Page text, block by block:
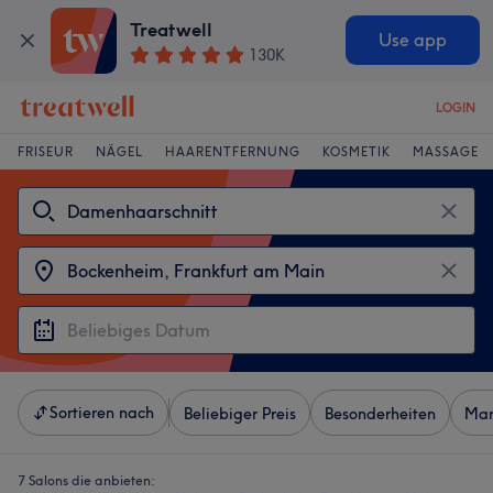
Treatwell
130K
Use app
LOGIN
FRISEUR NÄGEL HAARENTFERNUNG KOSMETIK MASSAGE
Sortieren nach Beliebiger Preis Besonderheiten
7 Salons die anbieten: